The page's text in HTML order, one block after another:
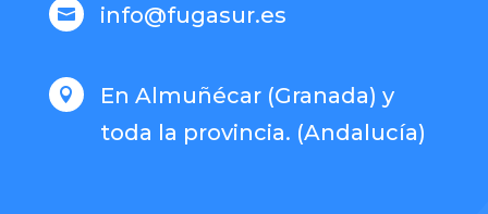
 info@fugasur.es

En Almuñécar (Granada) y
toda la provincia. (Andalucía)